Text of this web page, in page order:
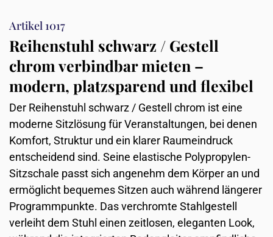
Artikel 1017
Reihenstuhl schwarz / Gestell
chrom verbindbar mieten –
modern, platzsparend und flexibel
Der Reihenstuhl schwarz / Gestell chrom ist eine
moderne Sitzlösung für Veranstaltungen, bei denen
Komfort, Struktur und ein klarer Raumeindruck
entscheidend sind. Seine elastische Polypropylen-
Sitzschale passt sich angenehm dem Körper an und
ermöglicht bequemes Sitzen auch während längerer
Programmpunkte. Das verchromte Stahlgestell
verleiht dem Stuhl einen zeitlosen, eleganten Look,